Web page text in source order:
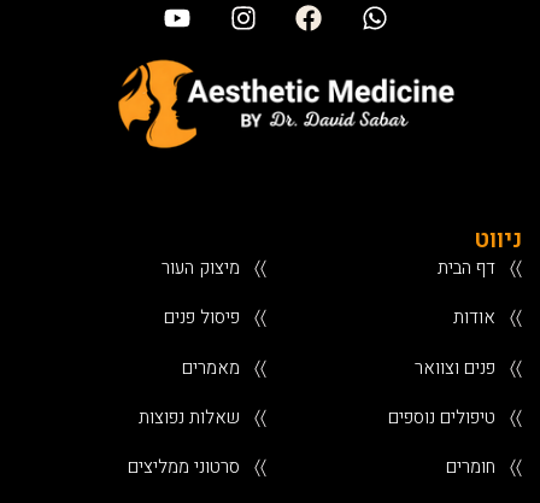
ניווט
〉〉 דף הבית
〉〉 אודות
〉〉 פנים וצוואר
〉〉 טיפולים נוספים
〉〉 חומרים
〉〉 מיצוק העור
〉〉 פיסול פנים
〉〉 מאמרים
〉〉 שאלות נפוצות
〉〉 סרטוני ממליצים